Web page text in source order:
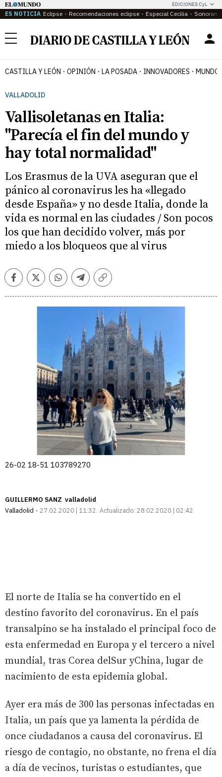
EDICIONES CyL
ES NOTICIA Eclipse Recomendaciones eclipse Especial Cecilia
Menú
CASTILLA Y LEÓN OPINIÓN LA POSADA INNOVADORES MUNDO
VALLADOLID
Vallisoletanas en Italia:
"Parecía el fin del mundo y
hay total normalidad"
Los Erasmus de la UVA aseguran que el
pánico al coronavirus les ha «llegado
desde España» y no desde Italia, donde la
vida es normal en las ciudades / Son pocos
los que han decidido volver, más por
miedo a los bloqueos que al virus
FacebookTwitterWhatsappTelegramCopiar
26-02 18-51 103789270
GUILLERMO SANZ valladolid
Valladolid
27.02.2020 | 11:32 Actualizado: 28.02.2020 | 02:42
El norte de Italia se ha convertido en el
destino favorito del coronavirus. En el país
transalpino se ha instalado el principal foco de
esta enfermedad en Europa y el tercero a nivel
mundial, tras Corea delSur yChina, lugar de
nacimiento de esta epidemia global.
Ayer era más de 300 las personas infectadas en
Italia, un país que ya lamenta la pérdida de
once ciudadanos a causa del coronavirus. El
riesgo de contagio, no obstante, no frena el día
a día de vecinos, turistas o estudiantes, que